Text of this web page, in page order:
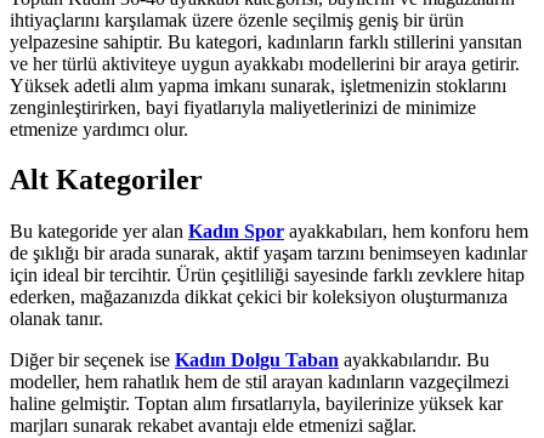
ihtiyaçlarını karşılamak üzere özenle seçilmiş geniş bir ürün
yelpazesine sahiptir. Bu kategori, kadınların farklı stillerini yansıtan
ve her türlü aktiviteye uygun ayakkabı modellerini bir araya getirir.
Yüksek adetli alım yapma imkanı sunarak, işletmenizin stoklarını
zenginleştirirken, bayi fiyatlarıyla maliyetlerinizi de minimize
etmenize yardımcı olur.
Alt Kategoriler
Bu kategoride yer alan Kadın Spor ayakkabıları, hem konforu hem
de şıklığı bir arada sunarak, aktif yaşam tarzını benimseyen kadınlar
için ideal bir tercihtir. Ürün çeşitliliği sayesinde farklı zevklere hitap
ederken, mağazanızda dikkat çekici bir koleksiyon oluşturmanıza
olanak tanır.
Diğer bir seçenek ise Kadın Dolgu Taban ayakkabılarıdır. Bu
modeller, hem rahatlık hem de stil arayan kadınların vazgeçilmezi
haline gelmiştir. Toptan alım fırsatlarıyla, bayilerinize yüksek kar
marjları sunarak rekabet avantajı elde etmenizi sağlar.